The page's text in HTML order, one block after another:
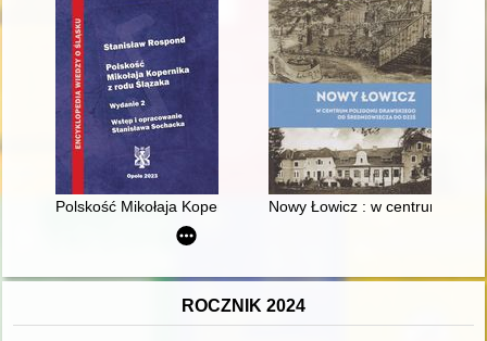
Polskość Mikołaja Kopernika z rodu ŚlązakaNowy Łowicz : w centrum
ROCZNIK 2024